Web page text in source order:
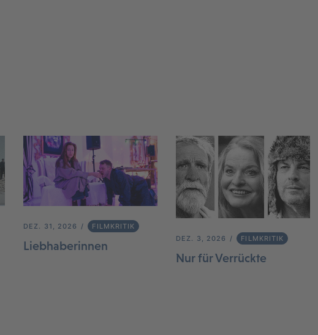
DEZ. 31, 2026 FILMKRITIK
Liebhaberinnen
DEZ. 3, 2026 FILMKRITIK
Nur für Verrückte